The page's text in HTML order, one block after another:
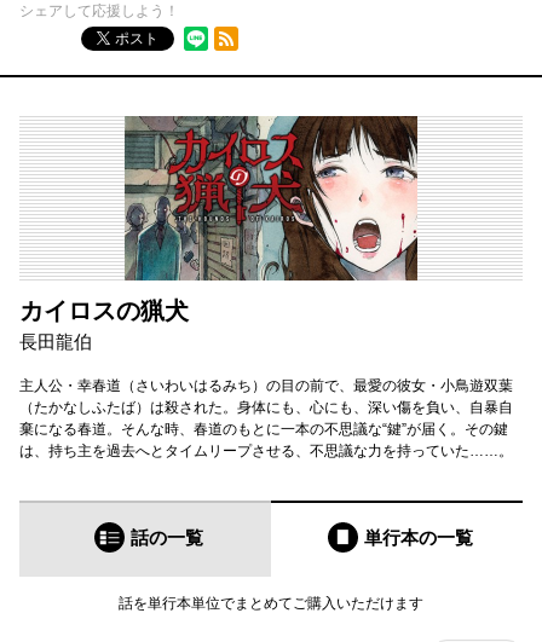
シェアして応援しよう！
ポスト
RSSフィード
カイロスの猟犬
長田龍伯
主人公・幸春道（さいわいはるみち）の目の前で、最愛の彼女・小鳥遊双葉
（たかなしふたば）は殺された。身体にも、心にも、深い傷を負い、自暴自
棄になる春道。そんな時、春道のもとに一本の不思議な“鍵”が届く。その鍵
は、持ち主を過去へとタイムリープさせる、不思議な力を持っていた……。
話の一覧 単行本の一覧
話を単行本単位でまとめてご購入いただけます